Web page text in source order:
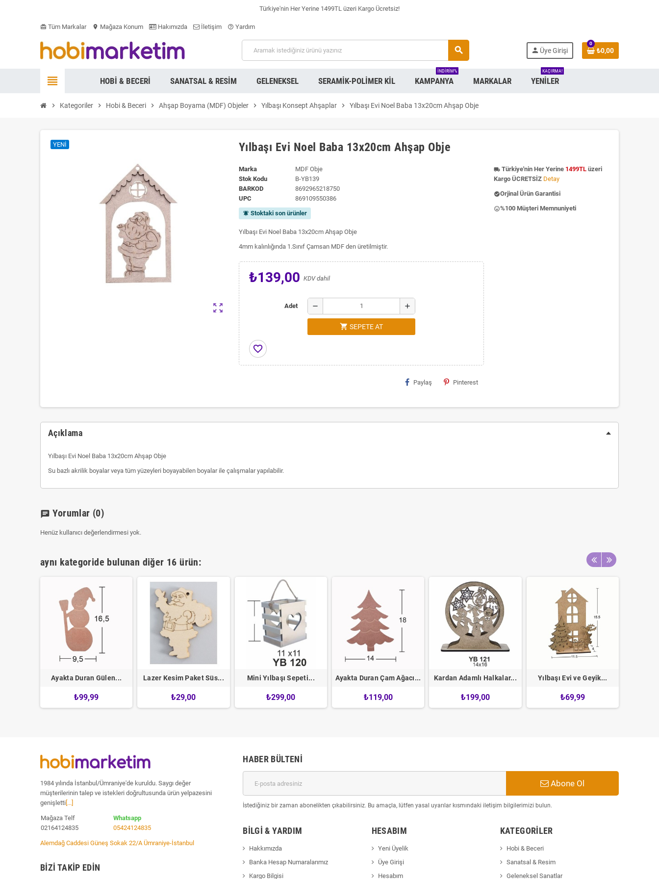
Türkiye'nin Her Yerine 1499TL üzeri Kargo Ücretsiz!
card_giftcard Tüm Markalar location_on Mağaza Konum Hakımızda İletişim help_outline Yardım
search person Üye Girişi
0
₺0,00
view_headline HOBI & BECERI SANATSAL & RESIM GELENEKSEL SERAMIK-POLIMER KIL KAMPANYA
INDIRIM%
MARKALAR YENILER
KAÇIRMA!
chevron_right Kategoriler chevron_right Hobi & Beceri chevron_right Ahşap Boyama (MDF) Objeler chevron_right Yılbaşı Konsept Ahşaplar chevron_right Yılbaşı Evi Noel Baba 13x20cm Ahşap Obje
zoom_out_map
YENI Yılbaşı Evi Noel Baba 13x20cm Ahşap Obje
Marka
MDF Obje
Stok Kodu
B-YB139
BARKOD
8692965218750
UPC
869109550386
notifications_active Stoktaki son ürünler
Yılbaşı Evi Noel Baba 13x20cm Ahşap Obje
4mm kalınlığında 1.Sınıf Çamsan MDF den üretilmiştir.
₺139,00 KDV dahil
Adet remove add
shopping_cart SEPETE AT
favorite_border
Paylaş Pinterest
local_shipping Türkiye'nin Her Yerine 1499TLüzeri
Kargo ÜCRETSİZ Detay
check_circleOrjinal Ürün Garantisi
insert_emoticon%100 Müşteri Memnuniyeti
Açıklama
Yılbaşı Evi Noel Baba 13x20cm Ahşap Obje
Su bazlı akrilik boyalar veya tüm yüzeyleri boyayabilen boyalar ile çalışmalar yapılabilir.
chat Yorumlar (0)
Henüz kullanıcı değerlendirmesi yok.
aynı kategoride bulunan diğer 16 ürün:
Ayakta Duran Gülen...
₺99,99
Lazer Kesim Paket Süs...
₺29,00
Mini Yılbaşı Sepeti...
₺299,00
Ayakta Duran Çam Ağacı...
₺119,00
Kardan Adamlı Halkalar...
₺199,00
Yılbaşı Evi ve Geyik...
₺69,99
1984 yılında İstanbul/Ümraniye'de kuruldu. Saygı değer
müşterilerinin talep ve istekleri doğrultusunda ürün yelpazesini
genişletti[...]
Mağaza Telf
02164124835
Whatsapp
05424124835
Alemdağ Caddesi Güneş Sokak 22/A Ümraniye-İstanbul
BIZI TAKIP EDIN
HABER BÜLTENI
Abone Ol
İstediğiniz bir zaman abonelikten çıkabilirsiniz. Bu amaçla, lütfen yasal uyarılar kısmındaki iletişim bilgilerimizi bulun.
BILGI & YARDIM
Hakkımızda
Banka Hesap Numaralarımız
Kargo Bilgisi
HESABIM
Yeni Üyelik
Üye Girişi
Hesabım
KATEGORILER
Hobi & Beceri
Sanatsal & Resim
Geleneksel Sanatlar